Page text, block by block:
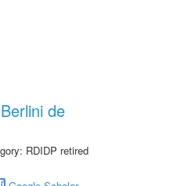
de
RDIDP retired